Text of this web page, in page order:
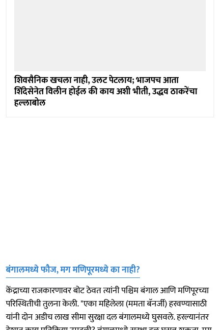
शिवसैनिक खचला नाही, उलट पेटलाय; भाजपच आता
शिंदेसेनेत विलीन होईल की काय अशी भीती, उद्धव ठाकरेंचा
हल्लाबोल
बंगालमध्ये फौज, मग मणिपूरमध्ये का नाही?
केंद्राच्या राजकारणावर बोट ठेवत त्यांनी पश्चिम बंगाल आणि मणिपूरच्या
परिस्थितीची तुलना केली. "एका महिलेला (ममता बॅनर्जी) हरवण्यासाठी
यांनी दोन अडीच लाख सीमा सुरक्षा दल बंगालमध्ये घुसवले. हरल्यानंतर